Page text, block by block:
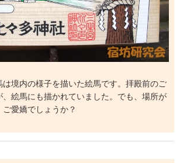
境内の様子を描いた絵馬です。拝殿前のご
絵馬にも描かれていました。でも、場所が
愛嬌でしょうか？